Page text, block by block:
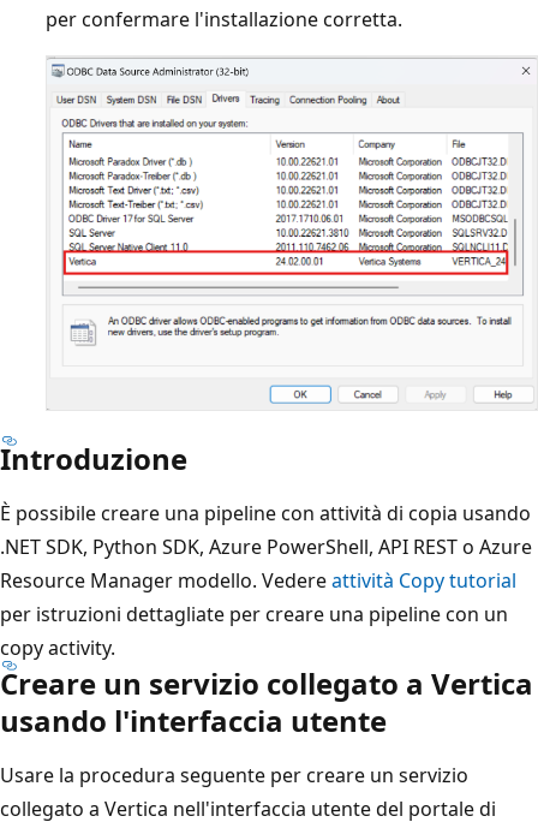
per confermare l'installazione corretta.
Introduzione
È possibile creare una pipeline con attività di copia usando
.NET SDK, Python SDK, Azure PowerShell, API REST o Azure
Resource Manager modello. Vedereattività Copy tutorial
per istruzioni dettagliate per creare una pipeline con un
copy activity.
Creare un servizio collegato a Vertica
usando l'interfaccia utente
Usare la procedura seguente per creare un servizio
collegato a Vertica nell'interfaccia utente del portale di